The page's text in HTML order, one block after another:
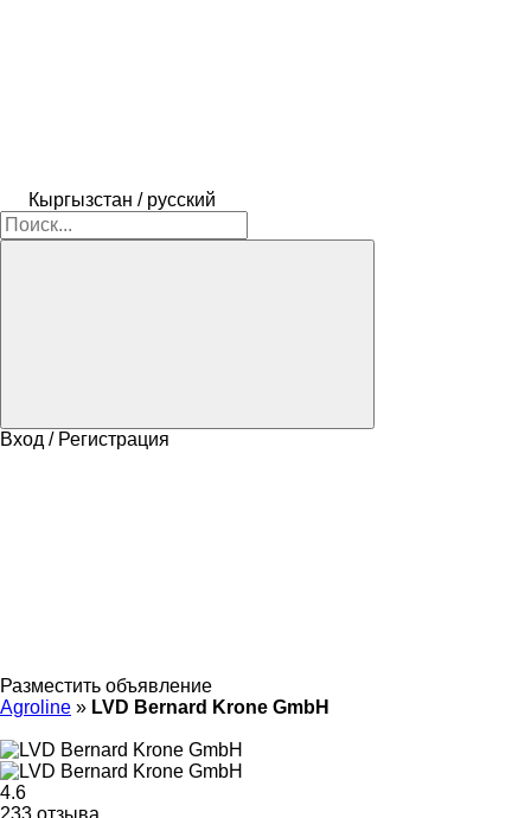
Кыргызстан / русский
Вход / Регистрация
Разместить объявление
Agroline » LVD Bernard Krone GmbH
4.6
233 отзыва